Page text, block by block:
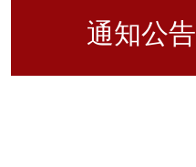
通知公告